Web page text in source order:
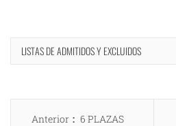
LISTAS DE ADMITIDOS Y EXCLUIDOS
Navegación
Anterior
Entrada
6 PLAZAS